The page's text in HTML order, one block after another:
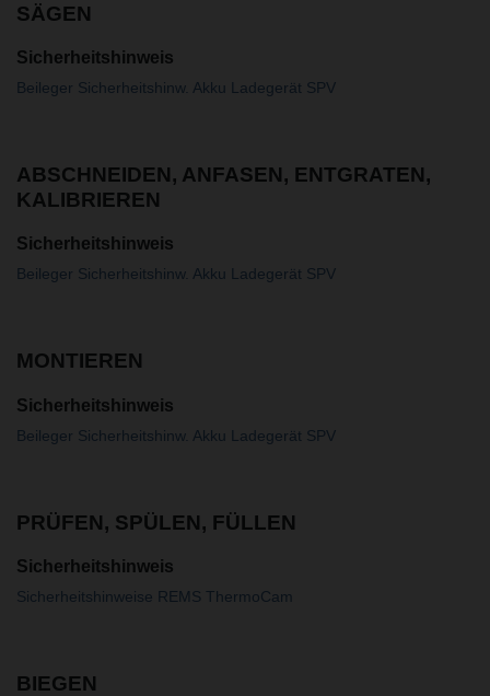
SÄGEN
Sicherheitshinweis
Beileger Sicherheitshinw. Akku Ladegerät SPV
ABSCHNEIDEN, ANFASEN, ENTGRATEN,
KALIBRIEREN
Sicherheitshinweis
Beileger Sicherheitshinw. Akku Ladegerät SPV
MONTIEREN
Sicherheitshinweis
Beileger Sicherheitshinw. Akku Ladegerät SPV
PRÜFEN, SPÜLEN, FÜLLEN
Sicherheitshinweis
Sicherheitshinweise REMS ThermoCam
BIEGEN